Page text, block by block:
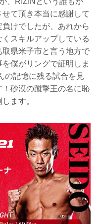
て頂き本当に感謝して
けでしたが、あれから
スキルアップしている
県米子市と言う地方で
僕がリングで証明しま
の記憶に残る試合を見
砂漠の蹴撃王の名に恥
ます。